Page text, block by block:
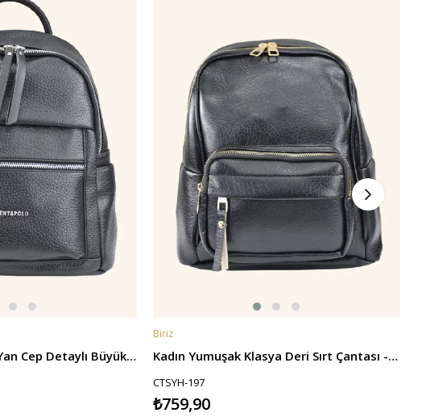
Kadın Dokulu Deri Yan Cep Detaylı Büyük Boy Sırt Çantası - Siyah
SEPETE EKLE
Biriz
Kadın Yumuşak Klasya Deri Sırt Çantası - Siyah
CTSYH-197
₺759,90